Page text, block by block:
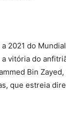
2021 do
vitória do
Bin
que estreia